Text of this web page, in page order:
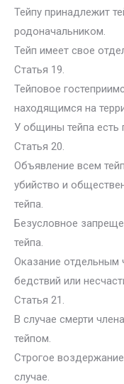
Тейпу принадлежит
родоначальником.
Тейп имеет свое
Статья 19.
Тейповое
находящимся на
У общины тейпа есть
Статья 20.
Объявление всем
убийство и
тейпа.
Безусловное
тейпа.
Оказание отдельным
бедствий или
Статья 21.
В случае смерти
тейпом.
Строгое
случае.